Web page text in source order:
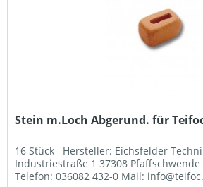
Stein m.Loch Abgerund. für
16 Stück Hersteller: Eichsfelder
Industriestraße 1 37308
Telefon: 036082 432-0 Mail: